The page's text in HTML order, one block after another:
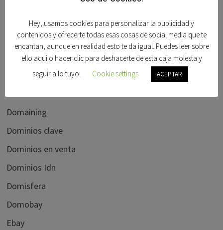
Daniel dryzek
Demene
dnforum
Dnjournal
Domaining
Dominios clave
Dominios en venta
Dominios Idn
Domisfera
Domobay
Ebay
Hey, usamos cookies para personalizar la publicidad y
contenidos y ofrecerte todas esas cosas de social media que te
encantan, aunque en realidad esto te da igual. Puedes leer sobre
ello aquí o hacer clic para deshacerte de esta caja molesta y
seguir a lo tuyo.
Cookie settings ACEPTAR